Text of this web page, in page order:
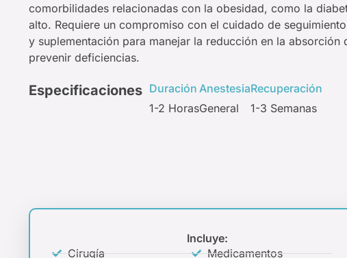
comorbilidades relacionadas con la obesidad, como la
alto. Requiere un compromiso con el cuidado de
y suplementación para manejar la reducción en la absorción
prevenir deficiencias.
Especificaciones Duración
1-2 Horas
Anestesia
General
Recuperación
1-3 Semanas
Incluye:
Cirugía
Medicamentos